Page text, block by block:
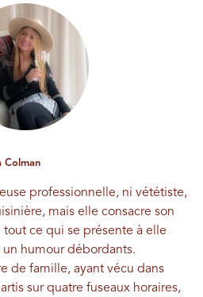
Colman
professionnelle, ni vététiste,
mais elle consacre son
ce qui se présente à elle
humour débordants.
de famille, ayant vécu dans
sur quatre fuseaux horaires,